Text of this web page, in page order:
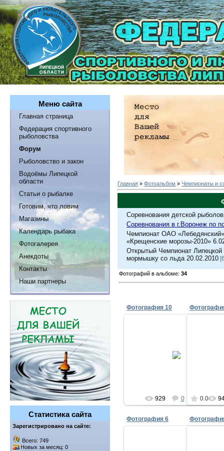
Меню сайта
Главная страница
Федерация спортивного
рыболовства
Форум
Рыболовство и закон
Водоёмы Липецкой
области
Статьи о рыбалке
Готовим, что ловим
Магазины
Календарь рыбака
Фотогалерея
Анекдоты
Контакты
Наши партнеры
Статистика сайта
Зарегистрировано на сайте:
Всего: 749
Новых за месяц: 0
Главная » Фотоальбом » Чемпионаты и
Соревнования детской
Соревнования в г.Воронеж по
Чемпионат ОАО
«Крещенские морозы-2010»
Открытый Чемпионат
мормышку со льда 20.02.2010
Фотографий в альбоме: 34
Фотография 10
929 0 0.0
Фотография 6